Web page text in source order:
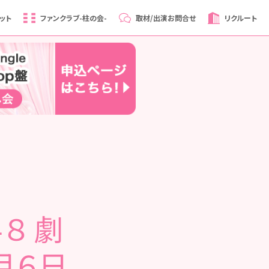
ト ファンクラブ-柱の会- 取材/出演お問合せ リクルート
劇